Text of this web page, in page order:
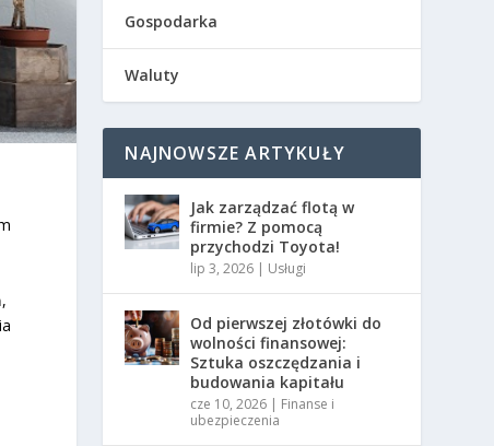
Gospodarka
Waluty
NAJNOWSZE ARTYKUŁY
Jak zarządzać flotą w
firmie? Z pomocą
przychodzi Toyota!
lip 3, 2026 | Usługi
Od pierwszej złotówki do
wolności finansowej:
Sztuka oszczędzania i
budowania kapitału
cze 10, 2026 | Finanse i
ubezpieczenia